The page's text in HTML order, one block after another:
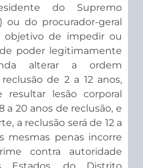
do Supremo
ou do procurador-geral
objetivo de impedir ou
poder legitimamente
alterar a ordem
reclusão de 2 a 12 anos,
lesão corporal
a 20 anos de reclusão, e
a reclusão será de 12 a
mesmas penas incorre
contra autoridade